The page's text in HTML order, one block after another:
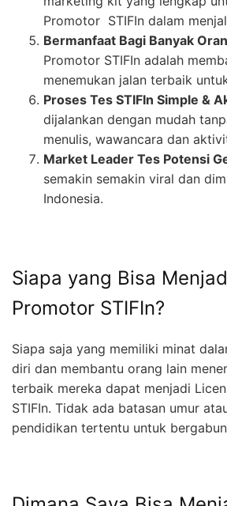
Promotor STIFIn dalam
Bermanfaat Bagi Banyak
Promotor STIFIn adalah
menemukan jalan terbaik
Proses Tes STIFIn Simple &
dijalankan dengan mudah
menulis, wawancara dan
Market Leader Tes Potensi
semakin semakin viral dan
Indonesia.
Siapa yang Bisa
Promotor STIFIn?
Siapa saja yang memiliki minat
diri dan membantu orang lain
terbaik mereka dapat menjadi
STIFIn. Tidak ada batasan umur
pendidikan tertentu untuk